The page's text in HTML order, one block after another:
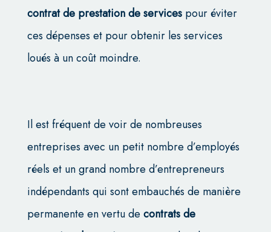
contrat de prestation de servicespour éviter
ces dépenses et pour obtenir les services
loués à un coût moindre.
Il est fréquent de voir de nombreuses
entreprises avec un petit nombre d’employés
réels et un grand nombre d’entrepreneurs
indépendants qui sont embauchés de manière
permanente en vertu de contrats de